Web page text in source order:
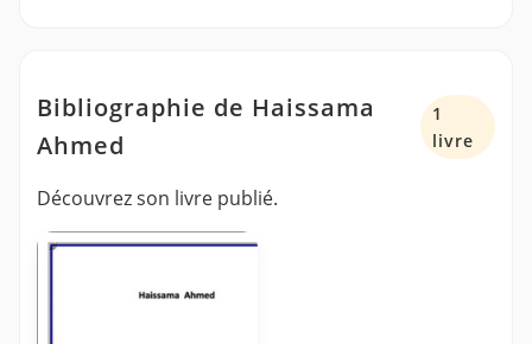
Bibliographie de Haissama
Ahmed
1
livre
Découvrez son livre publié.